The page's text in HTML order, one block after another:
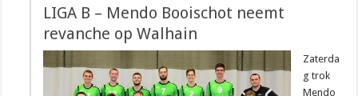
LIGA B – Mendo Booischot neemt
revanche op Walhain
Zaterda
g trok
Mendo